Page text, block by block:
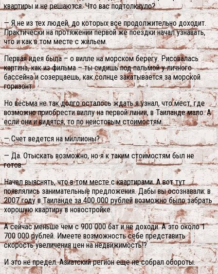
квартиры и не решаются. Что вас подтолкнуло?
— Я не из тех людей, до которых все продолжительно доходит.
Практически на протяжении первой же поездки начал узнавать,
что и как в том месте с жильем.
Первая идея была – о вилле на морском берегу. Рисовалась
картина, как из фильма – ты сидишь под пальмой у личного
бассейна и созерцаешь, как солнце закатывается за морской
горизонт.
Но весьма не так долго осталось ждать я узнал, что мест, где
возможно приобрести виллу на первой линии, в Таиланде мало. А
если они и видятся, то по неистовым стоимостям.
— Счет ведется на миллионы?
— Да. Отыскать возможно, но я к таким стоимостям был не
готов.
Начал выяснять, что в том месте с квартирами. А вот тут
появлялись занимательные предложения. Дабы вы осознавали: в
2007 году в Таиланде за 400 000 рублей возможно было забрать
хорошую квартиру в новостройке.
А сейчас меньше чем с 900 000 бат и не доходи. А это около 1
700 000 рублей. Имеете возможность себе представить
скорость увеличения цен на недвижимость!?
И это не предел. Азиатский регион еще не собрал обороты.